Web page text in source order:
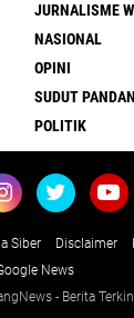
JURNALISME
NASIONAL
OPINI
SUDUT
POLITIK
Siber Disclaimer
News
- Berita